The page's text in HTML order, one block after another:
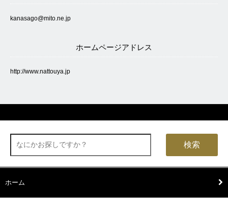
kanasago@mito.ne.jp
ホームページアドレス
http://www.nattouya.jp
検索
ホーム